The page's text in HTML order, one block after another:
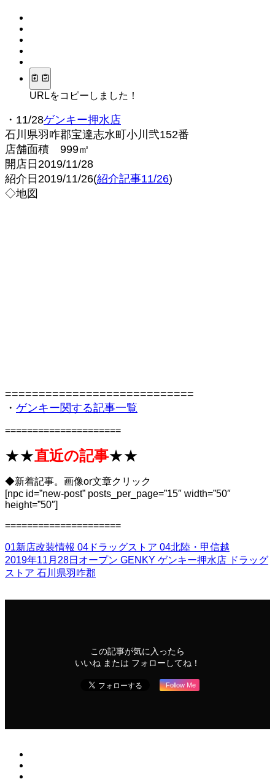
URLをコピーしました！
・11/28ゲンキー押水店
石川県羽咋郡宝達志水町小川弐152番
店舗面積 999㎡
開店日2019/11/28
紹介日2019/11/26(紹介記事11/26)
◇地図
============================
・ ゲンキー関する記事一覧
=====================
★★直近の記事★★
◆新着記事。画像or文章クリック
[npc id=”new-post” posts_per_page=”15″ width=”50″
height=”50″]
=====================
01新店改装情報 04ドラッグストア 04北陸・甲信越
2019年11月28日オープン GENKY ゲンキー押水店 ドラッグ
ストア 石川県羽咋郡
この記事が気に入ったら
いいね または フォローしてね！
Follow Me